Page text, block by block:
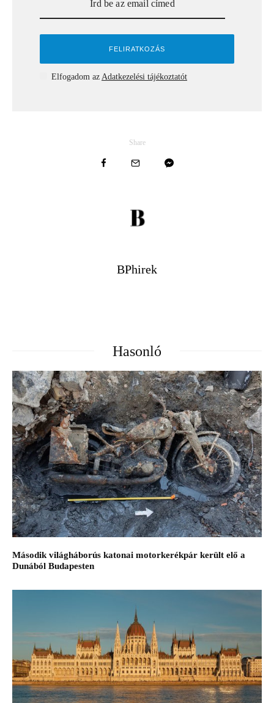
Elfogadom az Adatkezelési tájékoztatót
Share
BPhirek
Hasonló
Második világháborús katonai motorkerékpár került elő a
Dunából Budapesten